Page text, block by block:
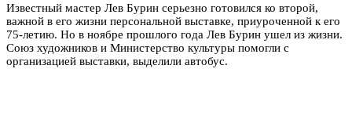
Известный мастер Лев Бурин серьезно готовился ко второй,
важной в его жизни персональной выставке, приуроченной к его
75-летию. Но в ноябре прошлого года Лев Бурин ушел из жизни.
Союз художников и Министерство культуры помогли с
организацией выставки, выделили автобус.